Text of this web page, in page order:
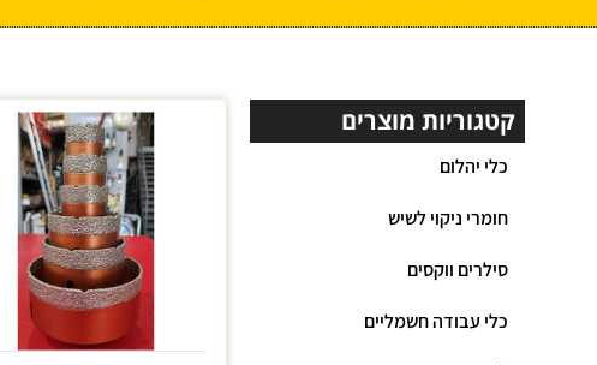
קטגוריות מוצרים
כלי יהלום
חומרי ניקוי לשיש
סילרים ווקסים
כלי עבודה חשמליים